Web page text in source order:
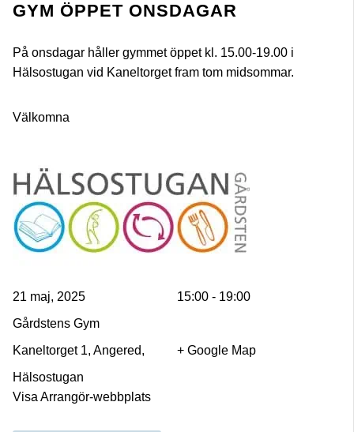
GYM ÖPPET ONSDAGAR
På onsdagar håller gymmet öppet kl. 15.00-19.00 i
Hälsostugan vid Kaneltorget fram tom midsommar.
Välkomna
21 maj, 2025
15:00 - 19:00
Gårdstens Gym
Kaneltorget 1, Angered,
+ Google Map
Hälsostugan
Visa Arrangör-webbplats